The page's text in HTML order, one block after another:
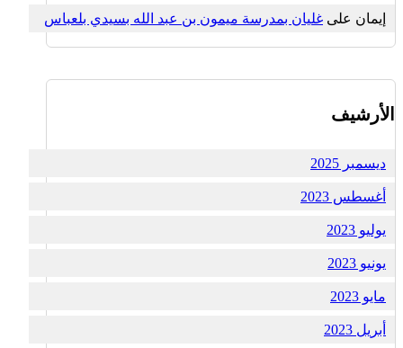
إيمان على غليان بمدرسة ميمون بن عبد الله بسيدي بلعباس
الأرشيف
ديسمبر 2025
أغسطس 2023
يوليو 2023
يونيو 2023
مايو 2023
أبريل 2023